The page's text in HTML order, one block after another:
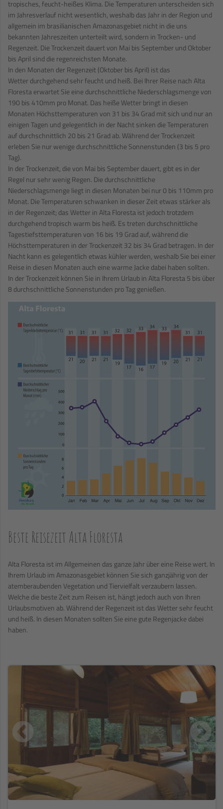
tropisches, feucht-heißes Klima. Die Temperaturen unterscheiden sich
im Jahresverlauf nicht wesentlich, weshalb das Jahr in der Region und
allgemein im brasilianischen Amazonasgebiet nicht in die uns
bekannten Jahreszeiten unterteilt wird, sondern in Trocken- und
Regenzeit. Die Trockenzeit dauert von Mai bis September und Oktober
bis April sind die regenreichsten Monate.
In den Monaten der Regenzeit (Oktober bis April) ist das
Wetter durchgehend sehr feucht und heiß. Bei Ihrer Reise nach Alta
Floresta erwartet Sie eine durchschnittliche Niederschlagsmenge von
190 bis 410mm pro Monat. Das heiße Wetter bringt in diesen
Monaten Höchsttemperaturen von 31 bis 34 Grad mit sich und nur an
einigen Tagen und gelegentlich in der Nacht sinken die Temperaturen
auf durchschnittlich 20 bis 21 Grad ab. Während der Trockenzeit
erleben Sie nur wenige durchschnittliche Sonnenstunden (3 bis 5 pro
Tag).
In der Trockenzeit, die von Mai bis September dauert, gibt es in der
Regel nur sehr wenig Regen. Die durchschnittliche
Niederschlagsmenge liegt in diesen Monaten bei nur 0 bis 110mm pro
Monat. Die Temperaturen schwanken in dieser Zeit etwas stärker als
in der Regenzeit; das Wetter in Alta Floresta ist jedoch trotzdem
durchgehend tropisch warm bis heiß. Es treten durchschnittliche
Tagestiefsttemperaturen von 16 bis 19 Grad auf, während die
Höchsttemperaturen in der Trockenzeit 32 bis 34 Grad betragen. In der
Nacht kann es gelegentlich etwas kühler werden, weshalb Sie bei einer
Reise in diesen Monaten auch eine warme Jacke dabei haben sollten.
In der Trockenzeit können Sie in Ihrem Urlaub in Alta Floresta 5 bis über
8 durchschnittliche Sonnenstunden pro Tag genießen.
Beste Reisezeit Alta Floresta
Alta Floresta ist im Allgemeinen das ganze Jahr über eine Reise wert. In
Ihrem Urlaub im Amazonasgebiet können Sie sich ganzjährig von der
atemberaubenden Vegetation und Tiervielfalt verzaubern lassen.
Welche die beste Zeit zum Reisen ist, hängt jedoch auch von Ihren
Urlaubsmotiven ab. Während der Regenzeit ist das Wetter sehr feucht
und heiß. In diesen Monaten sollten Sie eine gute Regenjacke dabei
haben.